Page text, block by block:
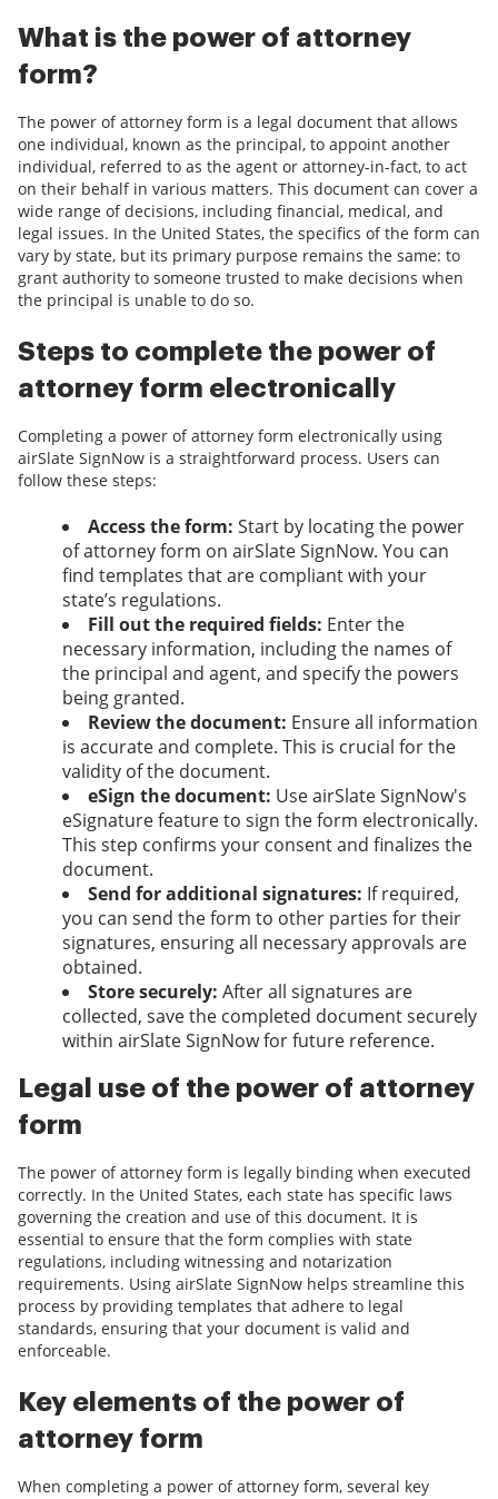
What is the power of attorney
form?
The power of attorney form is a legal document that allows
one individual, known as the principal, to appoint another
individual, referred to as the agent or attorney-in-fact, to act
on their behalf in various matters. This document can cover a
wide range of decisions, including financial, medical, and
legal issues. In the United States, the specifics of the form can
vary by state, but its primary purpose remains the same: to
grant authority to someone trusted to make decisions when
the principal is unable to do so.
Steps to complete the power of
attorney form electronically
Completing a power of attorney form electronically using
airSlate SignNow is a straightforward process. Users can
follow these steps:
Access the form: Start by locating the power
of attorney form on airSlate SignNow. You can
find templates that are compliant with your
state’s regulations.
Fill out the required fields: Enter the
necessary information, including the names of
the principal and agent, and specify the powers
being granted.
Review the document: Ensure all information
is accurate and complete. This is crucial for the
validity of the document.
eSign the document: Use airSlate SignNow's
eSignature feature to sign the form electronically.
This step confirms your consent and finalizes the
document.
Send for additional signatures: If required,
you can send the form to other parties for their
signatures, ensuring all necessary approvals are
obtained.
Store securely: After all signatures are
collected, save the completed document securely
within airSlate SignNow for future reference.
Legal use of the power of attorney
form
The power of attorney form is legally binding when executed
correctly. In the United States, each state has specific laws
governing the creation and use of this document. It is
essential to ensure that the form complies with state
regulations, including witnessing and notarization
requirements. Using airSlate SignNow helps streamline this
process by providing templates that adhere to legal
standards, ensuring that your document is valid and
enforceable.
Key elements of the power of
attorney form
When completing a power of attorney form, several key